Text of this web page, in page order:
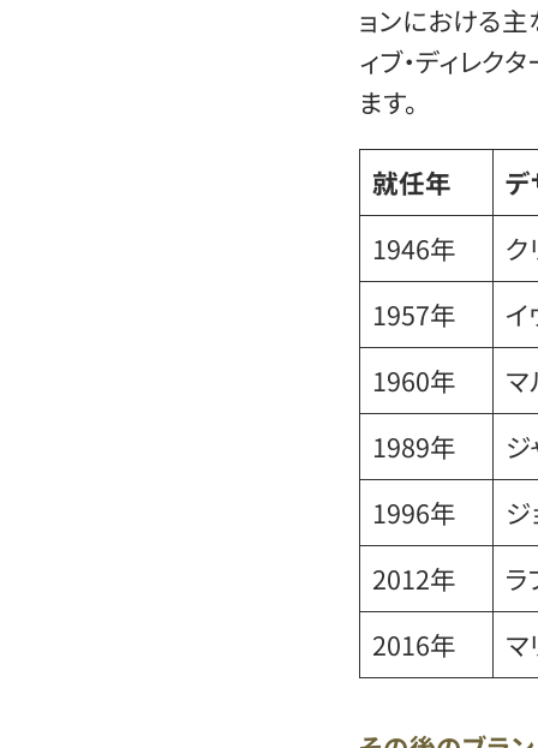
ョンにおける
ィブ・ディレク
ます。
就任年
デ
1946年
ク
1957年
イ
1960年
マ
1989年
ジ
1996年
ジ
2012年
ラ
2016年
マ